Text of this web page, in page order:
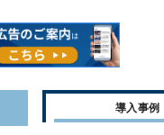
導入事例